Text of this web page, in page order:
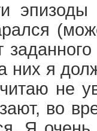
них я
не
во